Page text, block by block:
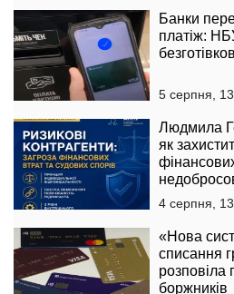
Банки
платіж:
5 серпня,
Людмила
як
4 серпня,
«Нова
списання
розповіла
боржників